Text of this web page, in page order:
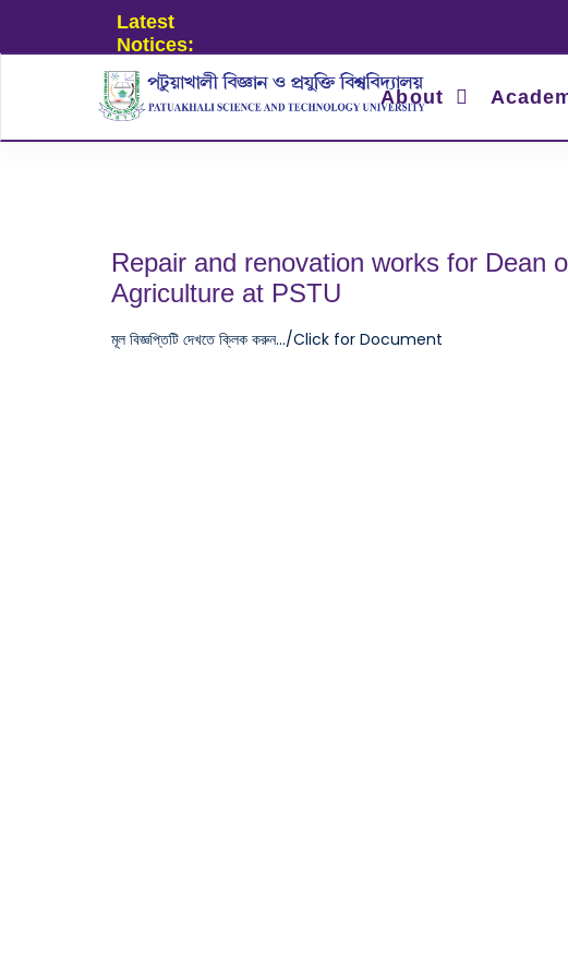
Latest
Notices:
About
Repair and renovation works for Dean
Agriculture at PSTU
মূল বিজ্ঞপ্তিটি দেখতে ক্লিক করুন.../Click for Document